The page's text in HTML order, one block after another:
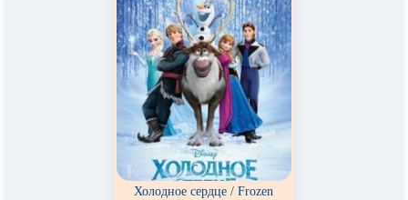
Холодное сердце / Frozen